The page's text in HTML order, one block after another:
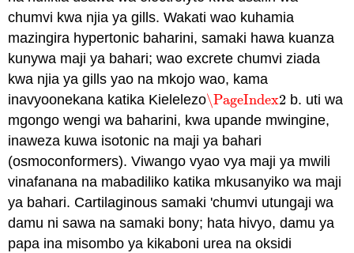
chumvi kwa njia ya gills. Wakati wao kuhamia
mazingira hypertonic baharini, samaki hawa kuanza
kunywa maji ya bahari; wao excrete chumvi ziada
kwa njia ya gills yao na mkojo wao, kama
inavyoonekana katika Kielelezo\PageIndex2
\PageIndex2 b. uti wa
mgongo wengi wa baharini, kwa upande mwingine,
inaweza kuwa isotonic na maji ya bahari
(osmoconformers). Viwango vyao vya maji ya mwili
vinafanana na mabadiliko katika mkusanyiko wa maji
ya bahari. Cartilaginous samaki 'chumvi utungaji wa
damu ni sawa na samaki bony; hata hivyo, damu ya
papa ina misombo ya kikaboni urea na oksidi